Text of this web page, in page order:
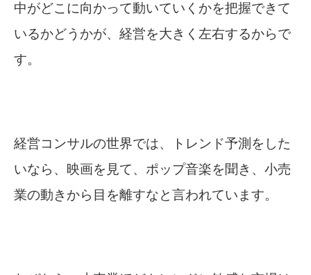
中がどこに向かって動いていくかを把握できて
いるかどうかが、経営を大きく左右するからで
す。
経営コンサルの世界では、トレンド予測をした
いなら、映画を見て、ポップ音楽を聞き、小売
業の動きから目を離すなと言われています。